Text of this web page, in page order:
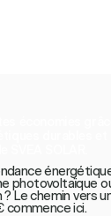
photovoltaïque
Le chemin vers
commence ici.